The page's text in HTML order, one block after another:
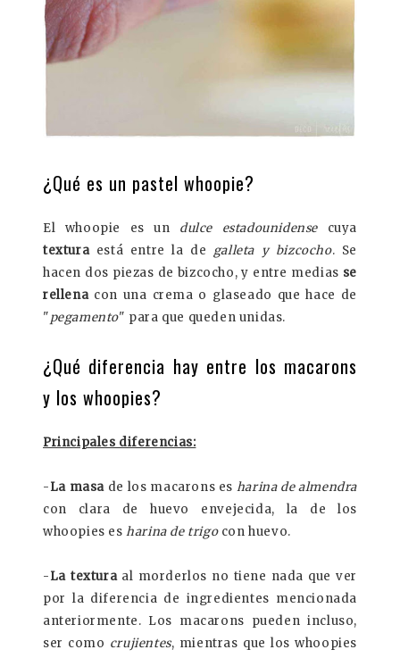
¿Qué es un pastel whoopie?
El whoopie es un dulce estadounidense cuya
textura está entre la de galleta y bizcocho. Se
hacen dos piezas de bizcocho, y entre medias se
rellenacon una crema o glaseado que hace de
"pegamento" para que queden unidas.
¿Qué diferencia hay entre los macarons
y los whoopies?
Principales diferencias:
-La masade los macarons es harina de almendra
con clara de huevo envejecida, la de los
whoopies esharina de trigocon huevo.
-La texturaal morderlos no tiene nada que ver
por la diferencia de ingredientes mencionada
anteriormente. Los macarons pueden incluso,
ser como crujientes, mientras que los whoopies